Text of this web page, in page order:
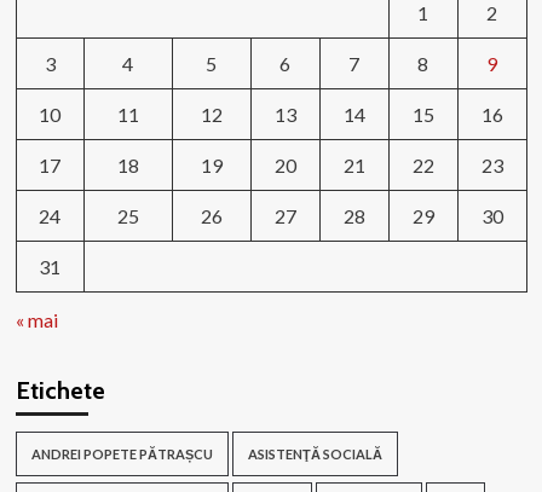
1 2
3 4 5 6 7 8 9
10 11 12 13 14 15 16
17 18 19 20 21 22 23
24 25 26 27 28 29 30
31
« mai
Etichete
ANDREI POPETE PĂTRAȘCU ASISTENŢĂ SOCIALĂ